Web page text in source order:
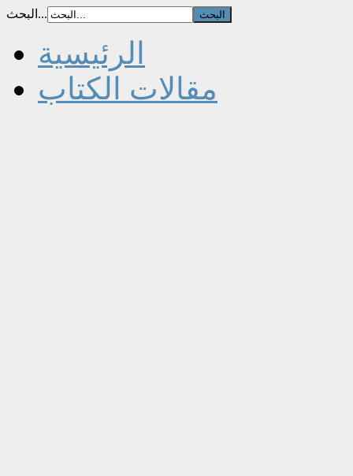
البحث...
الرئيسية
مقالات الكتاب